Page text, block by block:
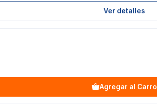
Ver detalles
Agregar al Carro